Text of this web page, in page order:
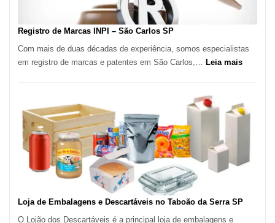
Coração
do
Bibi
Registro de Marcas INPI – São Carlos SP
Com mais de duas décadas de experiência, somos especialistas
em registro de marcas e patentes em São Carlos,…
Leia mais:
Marcas
INPI
Loja de Embalagens e Descartáveis no Taboão da Serra SP
O Lojão dos Descartáveis é a principal loja de embalagens e